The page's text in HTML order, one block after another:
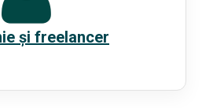
și freelancer